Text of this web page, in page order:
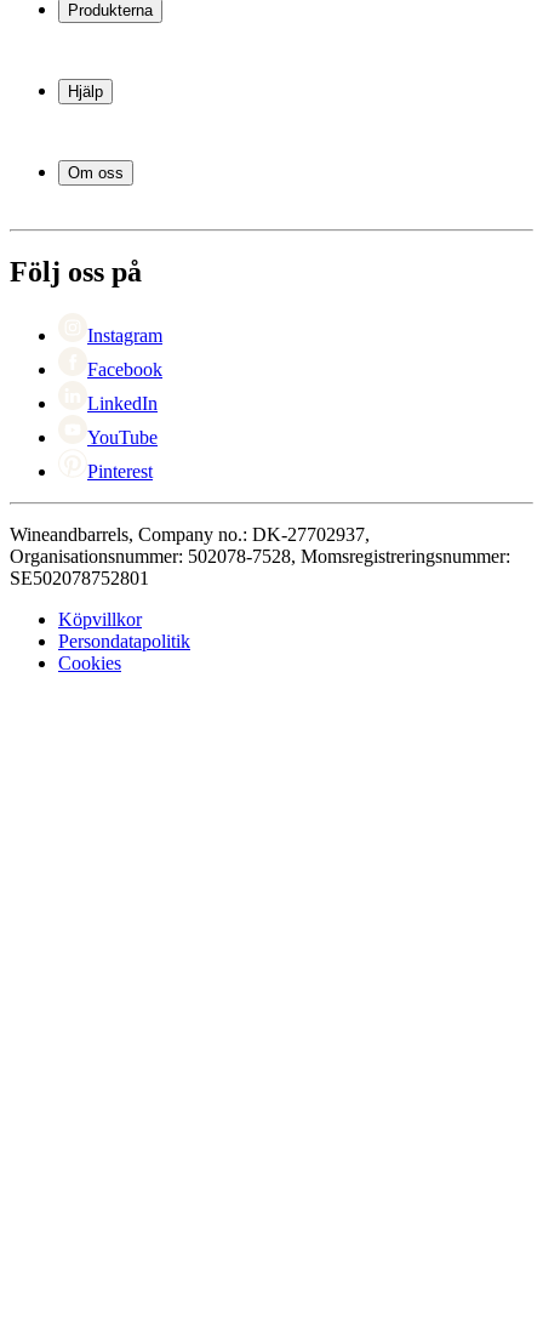
Produkterna
Vinställ
Vinmöbler
Hjälp
Leverans
Service
Retur
Om oss
Karriär
Black Friday
Cyber Monday
Följ oss på
Instagram
Facebook
LinkedIn
YouTube
Pinterest
Wineandbarrels, Company no.: DK-27702937,
Organisationsnummer: 502078-7528, Momsregistreringsnummer:
SE502078752801
Köpvillkor
Persondatapolitik
Cookies